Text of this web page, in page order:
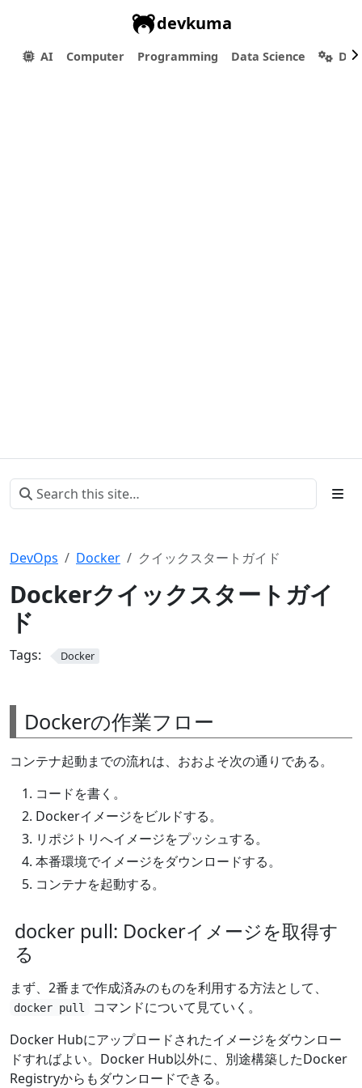
devkuma
AI Computer Programming Data Science
DevOps Docker クイックスタートガイド
Dockerクイックスタートガイ
ド
Tags: Docker
Dockerの作業フロー
コンテナ起動までの流れは、おおよそ次の通りである。
コードを書く。
Dockerイメージをビルドする。
リポジトリへイメージをプッシュする。
本番環境でイメージをダウンロードする。
コンテナを起動する。
docker pull: Dockerイメージを取得す
る
まず、2番まで作成済みのものを利用する方法として、
docker pull
コマンドについて見ていく。
Docker Hubにアップロードされたイメージをダウンロー
ドすればよい。Docker Hub以外に、別途構築したDocker
Registryからもダウンロードできる。